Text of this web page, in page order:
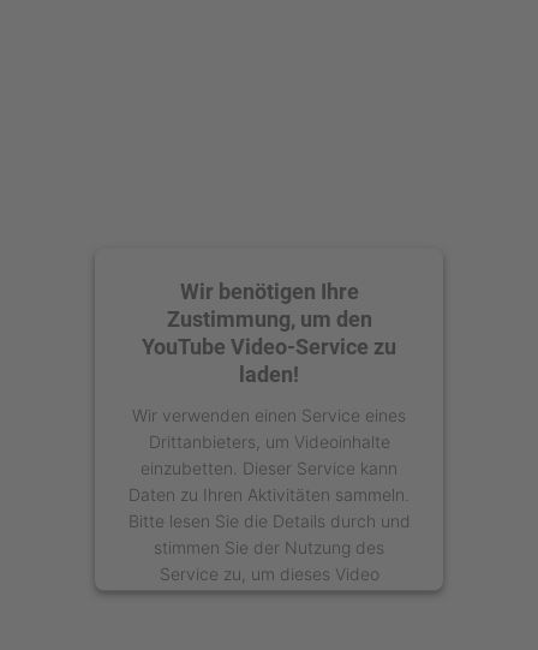
Wir benötigen Ihre
Zustimmung, um den
YouTube Video-Service zu
laden!
Wir verwenden einen Service eines
Drittanbieters, um Videoinhalte
einzubetten. Dieser Service kann
Daten zu Ihren Aktivitäten sammeln.
Bitte lesen Sie die Details durch und
stimmen Sie der Nutzung des
Service zu, um dieses Video
anzusehen.